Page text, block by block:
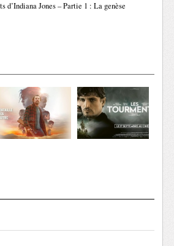
d’Indiana Jones – Partie 1 : La genèse